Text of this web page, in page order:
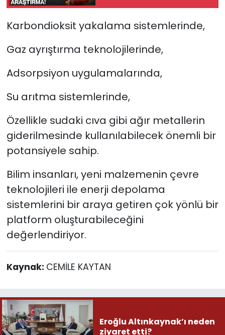
Karbondioksit yakalama sistemlerinde,
Gaz ayrıştırma teknolojilerinde,
Adsorpsiyon uygulamalarında,
Su arıtma sistemlerinde,
Özellikle sudaki cıva gibi ağır metallerin
giderilmesinde kullanılabilecek önemli bir
potansiyele sahip.
Bilim insanları, yeni malzemenin çevre
teknolojileri ile enerji depolama
sistemlerini bir araya getiren çok yönlü bir
platform oluşturabileceğini
değerlendiriyor.
Kaynak: CEMİLE KAYTAN
Eroğlu Altınkaynak’ı neden
ziyaret etti?